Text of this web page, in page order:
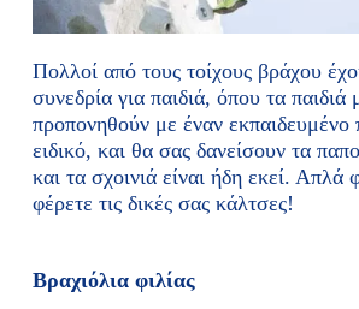
Πολλοί από τους τοίχους βράχου
συνεδρία για παιδιά, όπου τα
προπονηθούν με έναν εκπαιδευμένο
ειδικό, και θα σας δανείσουν τα
και τα σχοινιά είναι ήδη εκεί. Απλά
φέρετε τις δικές σας κάλτσες!
Βραχιόλια φιλίας